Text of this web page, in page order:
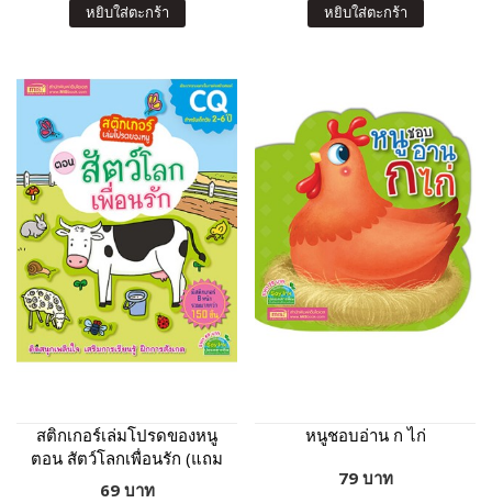
หยิบใส่ตะกร้า หยิบใส่ตะกร้า
สติกเกอร์เล่มโปรดของหนู
ตอน สัตว์โลกเพื่อนรัก (แถม
ฟรี! สติกเกอร์กว่า 150 ชิ้น)
69 บาท
หนูชอบอ่าน ก ไก่
79 บาท